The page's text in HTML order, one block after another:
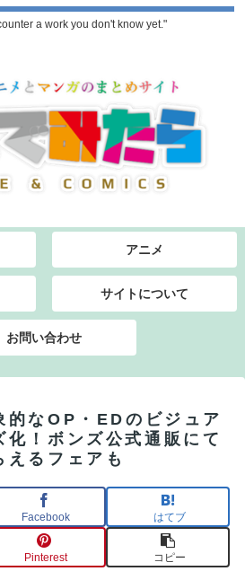
a work you don't know yet."
アニメ
サイトについて
お問い合わせ
的なOP・EDのビジュア
化！ボンズ公式通販にて
えるフェアも
Facebook はてブ
Pinterest コピー